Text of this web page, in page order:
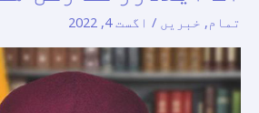
تمام, خبریں / اگست 4, 2022
سابق
صدر
مسلم
كونسل
آف